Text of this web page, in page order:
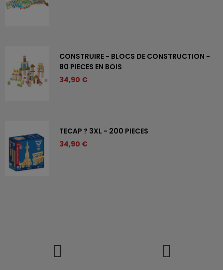
CONSTRUIRE - BLOCS DE CONSTRUCTION -
80 PIECES EN BOIS
34,90 €
TECAP ? 3XL - 200 PIECES
34,90 €